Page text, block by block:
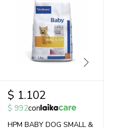
$ 1.102
$ 992con
HPM BABY DOG SMALL &